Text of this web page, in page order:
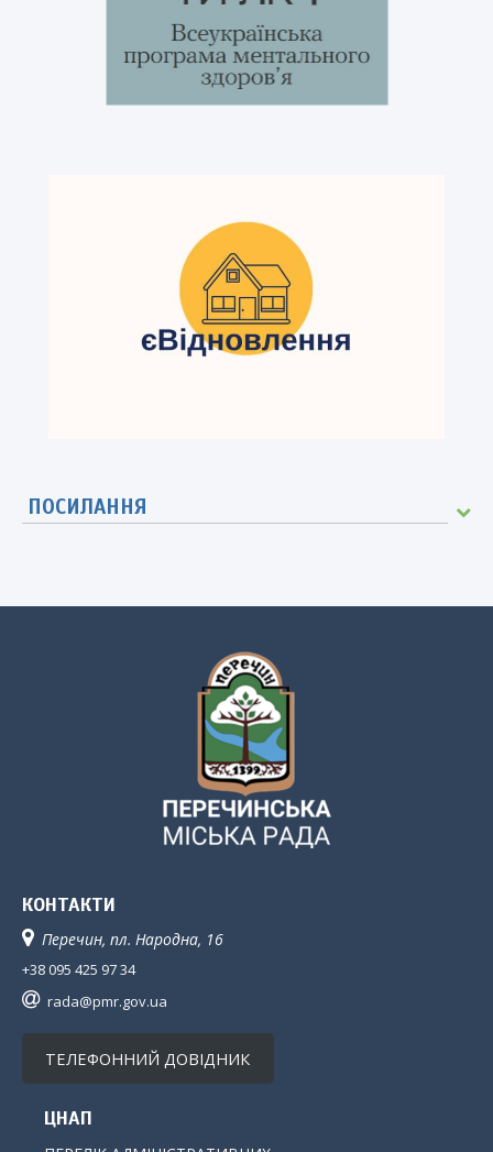
ПОСИЛАННЯ
КОНТАКТИ
Перечин, пл. Народна, 16
+38 095 425 97 34
rada@pmr.gov.ua
ТЕЛЕФОННИЙ ДОВІДНИК
ЦНАП